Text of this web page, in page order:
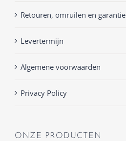
Retouren, omruilen en garantie
Levertermijn
Algemene voorwaarden
Privacy Policy
ONZE PRODUCTEN